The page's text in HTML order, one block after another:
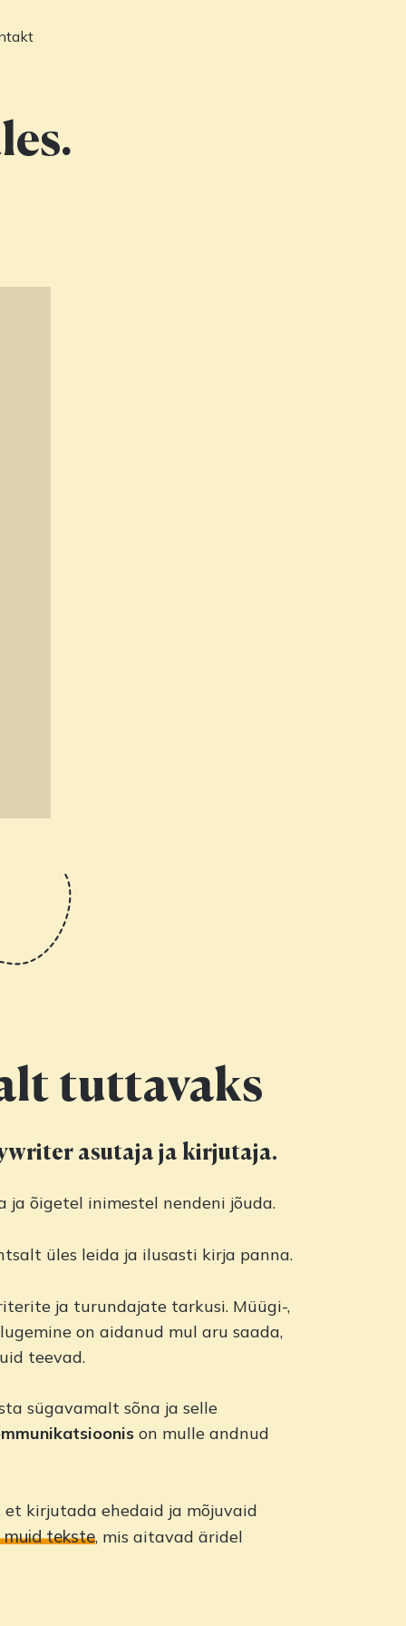
tuttavaks
asutaja ja kirjutaja.
õigetel inimestel nendeni jõuda.
üles leida ja ilusasti kirja panna.
ja turundajate tarkusi. Müügi-,
on aidanud mul aru saada,
teevad.
sügavamalt sõna ja selle
on mulle andnud
kirjutada ehedaid ja mõjuvaid
muid tekste, mis aitavad äridel